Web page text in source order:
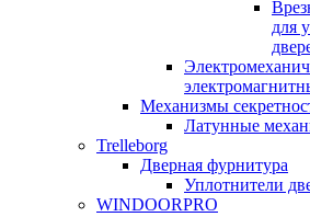
для
Механизмы
Латунные
Trelleborg
Дверная фурнитура
Уплотнители
WINDOORPRO